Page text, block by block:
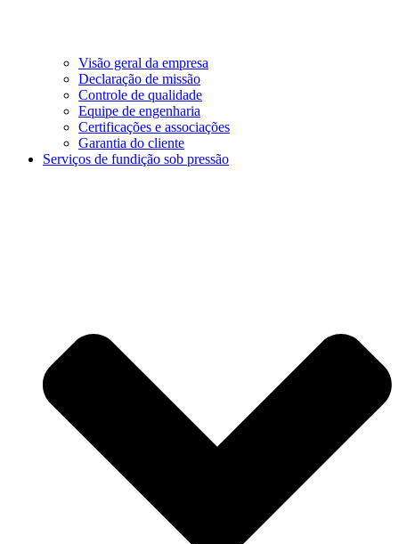
Visão geral da empresa
Declaração de missão
Controle de qualidade
Equipe de engenharia
Certificações e associações
Garantia do cliente
Serviços de fundição sob pressão